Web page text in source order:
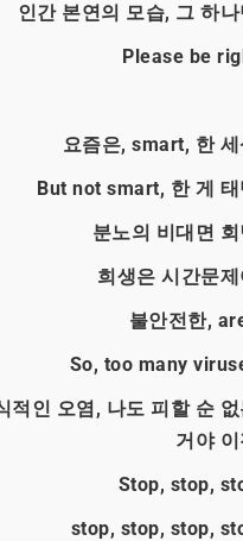
인간 본연의 모습, 그 하
Please be
요즘은, smart, 한
But not smart, 한 게
분노의 비대면
희생은 시간문
불안전한,
So, too many
적인 오염, 나도 피할 순 없
거야 이
Stop, stop,
stop, stop, stop,